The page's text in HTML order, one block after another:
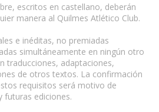
escritos en castellano, deberán
manera al Quilmes Atlético Club.
e inéditas, no premiadas
simultáneamente en ningún otro
traducciones, adaptaciones,
de otros textos. La confirmación
requisitos será motivo de
futuras ediciones.